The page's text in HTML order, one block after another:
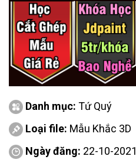
Danh mục: Tứ Quý
Loại file: Mẫu Khắc 3D
Ngày đăng: 22-10-2021